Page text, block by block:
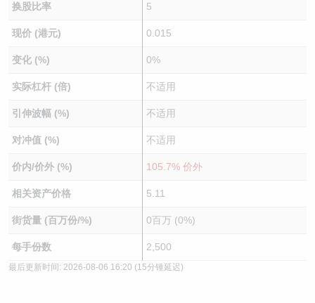
换股比率 5
现价 (港元) 0.015
变化 (%) 0%
实际杠杆 (倍) 不适用
引伸波幅 (%) 不适用
对冲值 (%) 不适用
价内/价外 (%) 105.7% 价外
相关资产价格 5.11
街货量 (百万份/%) 0百万 (0%)
每手份数 2,500
最后更新时间: 2026-08-06 16:20 (15分锺延迟)